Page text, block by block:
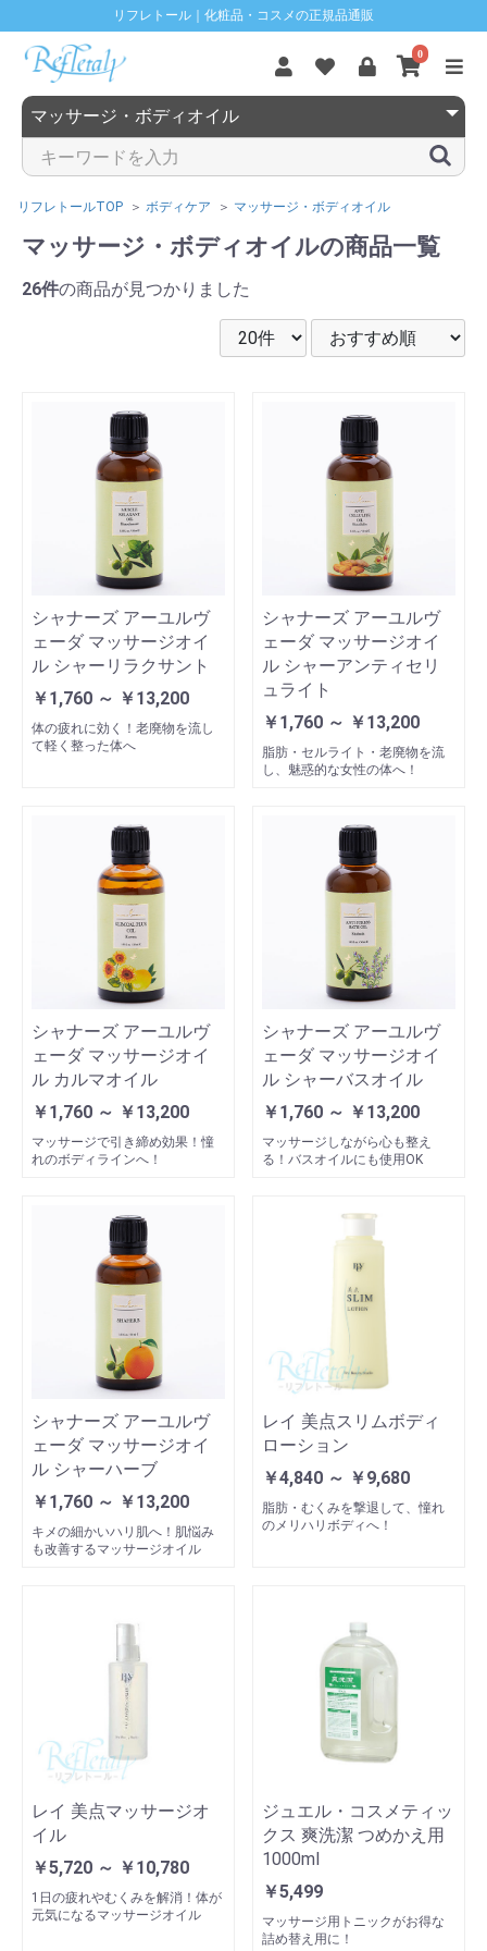
リフレトール｜化粧品・コスメの正規品通販
0
リフレトールTOP ボディケア マッサージ・ボディオイル
マッサージ・ボディオイルの商品一覧
26件の商品が見つかりました
シャナーズ アーユルヴ
ェーダ マッサージオイ
ル シャーリラクサント
￥1,760 ～ ￥13,200
体の疲れに効く！老廃物を流し
て軽く整った体へ
シャナーズ アーユルヴ
ェーダ マッサージオイ
ル シャーアンティセリ
ュライト
￥1,760 ～ ￥13,200
脂肪・セルライト・老廃物を流
し、魅惑的な女性の体へ！
シャナーズ アーユルヴ
ェーダ マッサージオイ
ル カルマオイル
￥1,760 ～ ￥13,200
マッサージで引き締め効果！憧
れのボディラインへ！
シャナーズ アーユルヴ
ェーダ マッサージオイ
ル シャーバスオイル
￥1,760 ～ ￥13,200
マッサージしながら心も整え
る！バスオイルにも使用OK
シャナーズ アーユルヴ
ェーダ マッサージオイ
ル シャーハーブ
￥1,760 ～ ￥13,200
キメの細かいハリ肌へ！肌悩み
も改善するマッサージオイル
レイ 美点スリムボディ
ローション
￥4,840 ～ ￥9,680
脂肪・むくみを撃退して、憧れ
のメリハリボディへ！
レイ 美点マッサージオ
イル
￥5,720 ～ ￥10,780
1日の疲れやむくみを解消！体が
元気になるマッサージオイル
ジュエル・コスメティッ
クス 爽洗潔 つめかえ用
1000ml
￥5,499
マッサージ用トニックがお得な
詰め替え用に！